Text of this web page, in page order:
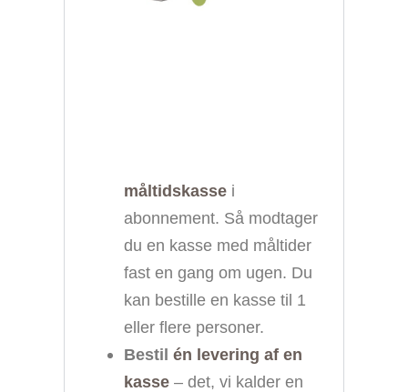
måltidskasse i
abonnement. Så modtager
du en kasse med måltider
fast en gang om ugen. Du
kan bestille en kasse til 1
eller flere personer.
Bestil én levering af en
kasse – det, vi kalder en